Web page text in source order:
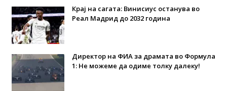
Крај на сагата: Винисиус останува во
Реал Мадрид до 2032 година
Директор на ФИА за драмата во Формула
1: Не можеме да одиме толку далеку!